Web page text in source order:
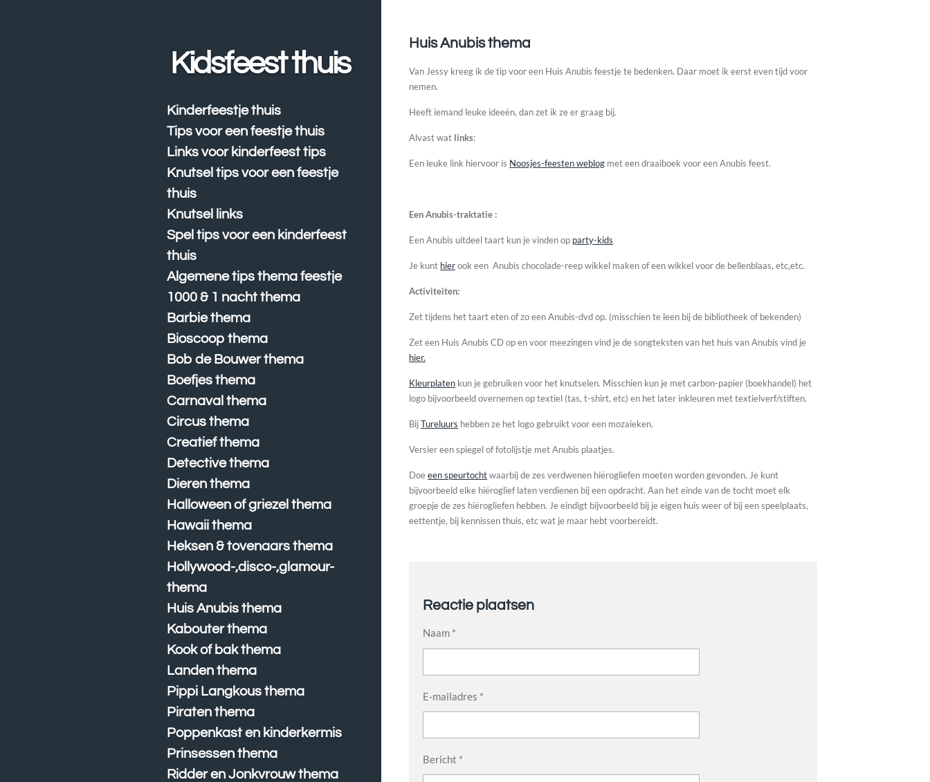
Huis Anubis thema
Van Jessy kreeg ik de tip voor een Huis Anubis feestje te bedenken. Daar moet ik eerst even tijd voor
nemen.
Heeft iemand leuke ideeën, dan zet ik ze er graag bij.
Alvast wat links:
Een leuke link hiervoor is Noosjes-feesten weblog met een draaiboek voor een Anubis feest.
Een Anubis-traktatie :
Een Anubis uitdeel taart kun je vinden op party-kids
Je kunt hierook een Anubis chocolade-reep wikkel maken of een wikkel voor de bellenblaas, etc,etc.
Activiteiten:
Zet tijdens het taart eten of zo een Anubis-dvd op. (misschien te leen bij de bibliotheek of bekenden)
Zet een Huis Anubis CD op en voor meezingen vind je de songteksten van het huis van Anubis vind je
hier.
Kleurplaten kun je gebruiken voor het knutselen. Misschien kun je met carbon-papier (boekhandel) het
logo bijvoorbeeld overnemen op textiel (tas, t-shirt, etc) en het later inkleuren met textielverf/stiften.
BijTureluurs hebben ze het logo gebruikt voor een mozaieken.
Versier een spiegel of fotolijstje met Anubis plaatjes.
Doeeen speurtochtwaarbij de zes verdwenen hiërogliefen moeten worden gevonden. Je kunt
bijvoorbeeld elke hiëroglief laten verdienen bij een opdracht. Aan het einde van de tocht moet elk
groepje de zes hiërogliefen hebben. Je eindigt bijvoorbeeld bij je eigen huis weer of bij een speelplaats,
eettentje, bij kennissen thuis, etc wat je maar hebt voorbereidt.
Reactie plaatsen
Naam *
E-mailadres *
Bericht *
Kidsfeest thuis
Kinderfeestje thuis
Tips voor een feestje thuis
Links voor kinderfeest tips
Knutsel tips voor een feestje
thuis
Knutsel links
Spel tips voor een kinderfeest
thuis
Algemene tips thema feestje
1000 & 1 nacht thema
Barbie thema
Bioscoop thema
Bob de Bouwer thema
Boefjes thema
Carnaval thema
Circus thema
Creatief thema
Detective thema
Dieren thema
Halloween of griezel thema
Hawaii thema
Heksen & tovenaars thema
Hollywood-,disco-,glamour-
thema
Huis Anubis thema
Kabouter thema
Kook of bak thema
Landen thema
Pippi Langkous thema
Piraten thema
Poppenkast en kinderkermis
Prinsessen thema
Ridder en Jonkvrouw thema